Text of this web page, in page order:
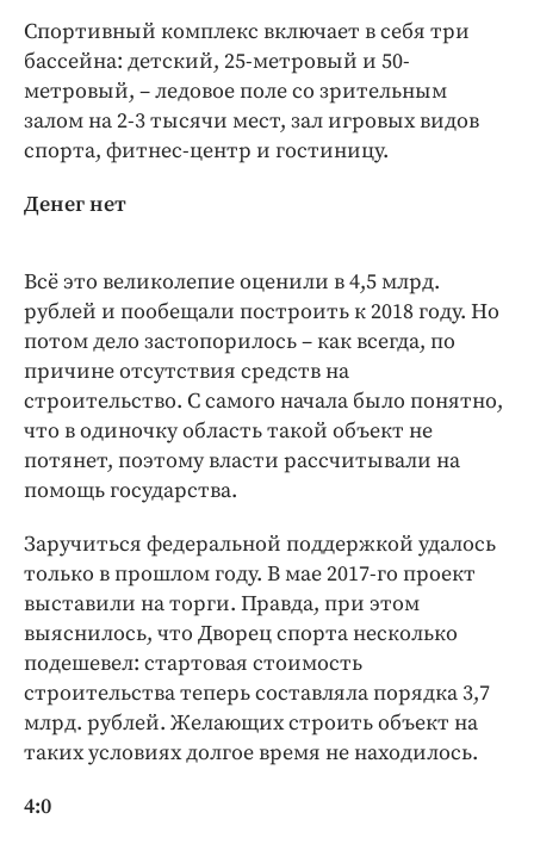
Работодатель года
Спортивный комплекс включает в себя три
бассейна: детский, 25-метровый и 50-
метровый, – ледовое поле со зрительным
залом на 2-3 тысячи мест, зал игровых видов
спорта, фитнес-центр и гостиницу.
Денег нет
Всё это великолепие оценили в 4,5 млрд.
рублей и пообещали построить к 2018 году. Но
потом дело застопорилось – как всегда, по
причине отсутствия средств на
строительство. С самого начала было понятно,
что в одиночку область такой объект не
потянет, поэтому власти рассчитывали на
помощь государства.
Заручиться федеральной поддержкой удалось
только в прошлом году. В мае 2017-го проект
выставили на торги. Правда, при этом
выяснилось, что Дворец спорта несколько
подешевел: стартовая стоимость
строительства теперь составляла порядка 3,7
млрд. рублей. Желающих строить объект на
таких условиях долгое время не находилось.
4:0